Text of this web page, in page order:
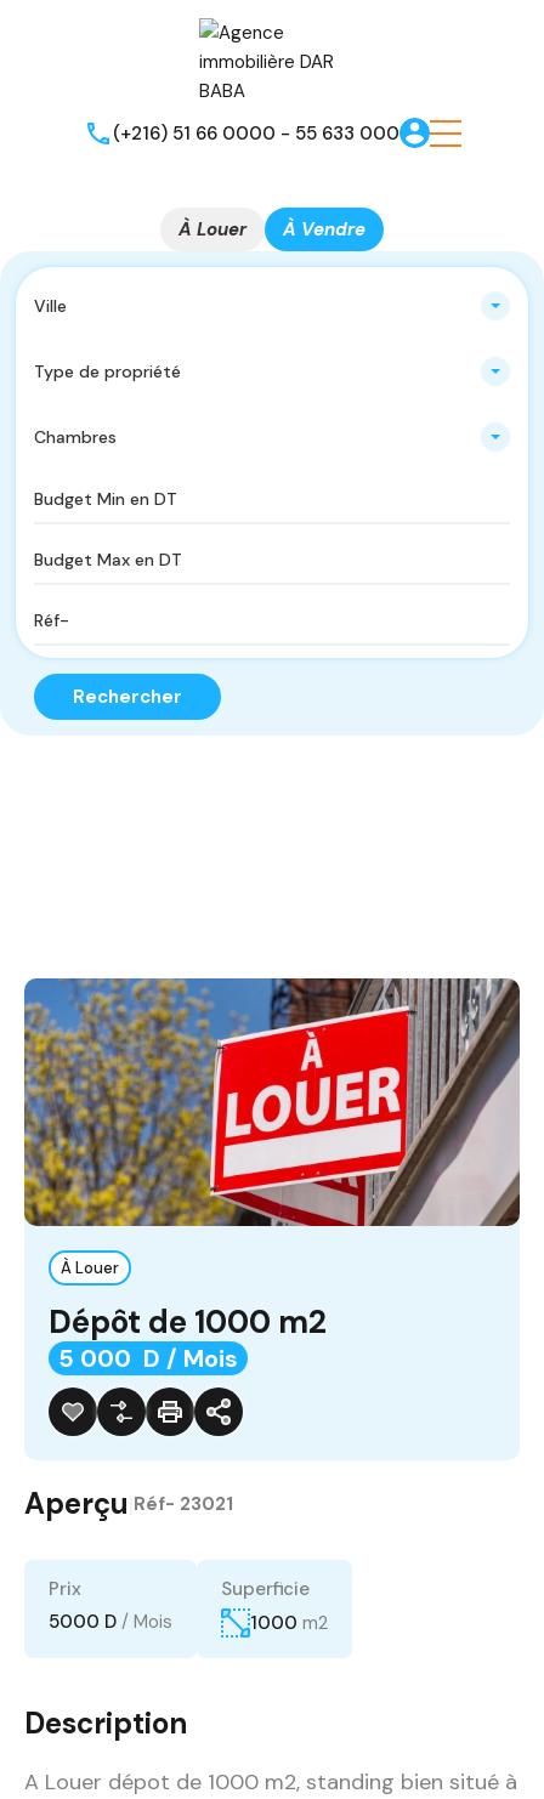
(+216) 51 66 0000 - 55 633 000
À Louer À Vendre
Ville
Type de propriété
Chambres
Rechercher
À Louer
Dépôt de 1000 m2
5 000 D / Mois
Aperçu Réf- 23021
Prix
5000 D / Mois
Superficie
1000 m2
Description
A Louer dépot de 1000 m2, standing bien situé à